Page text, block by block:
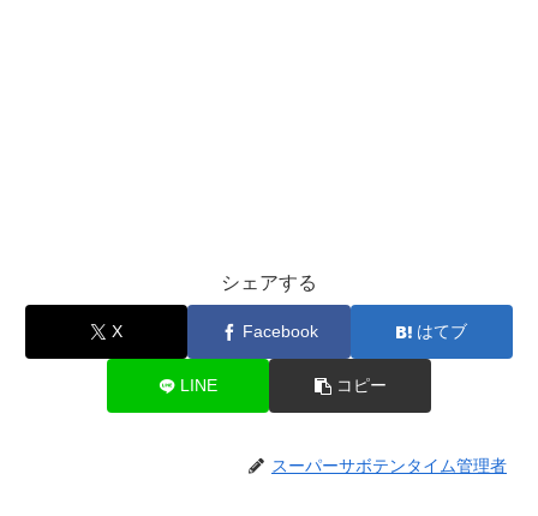
シェアする
X Facebook はてブ
LINE コピー
スーパーサボテンタイム管理者